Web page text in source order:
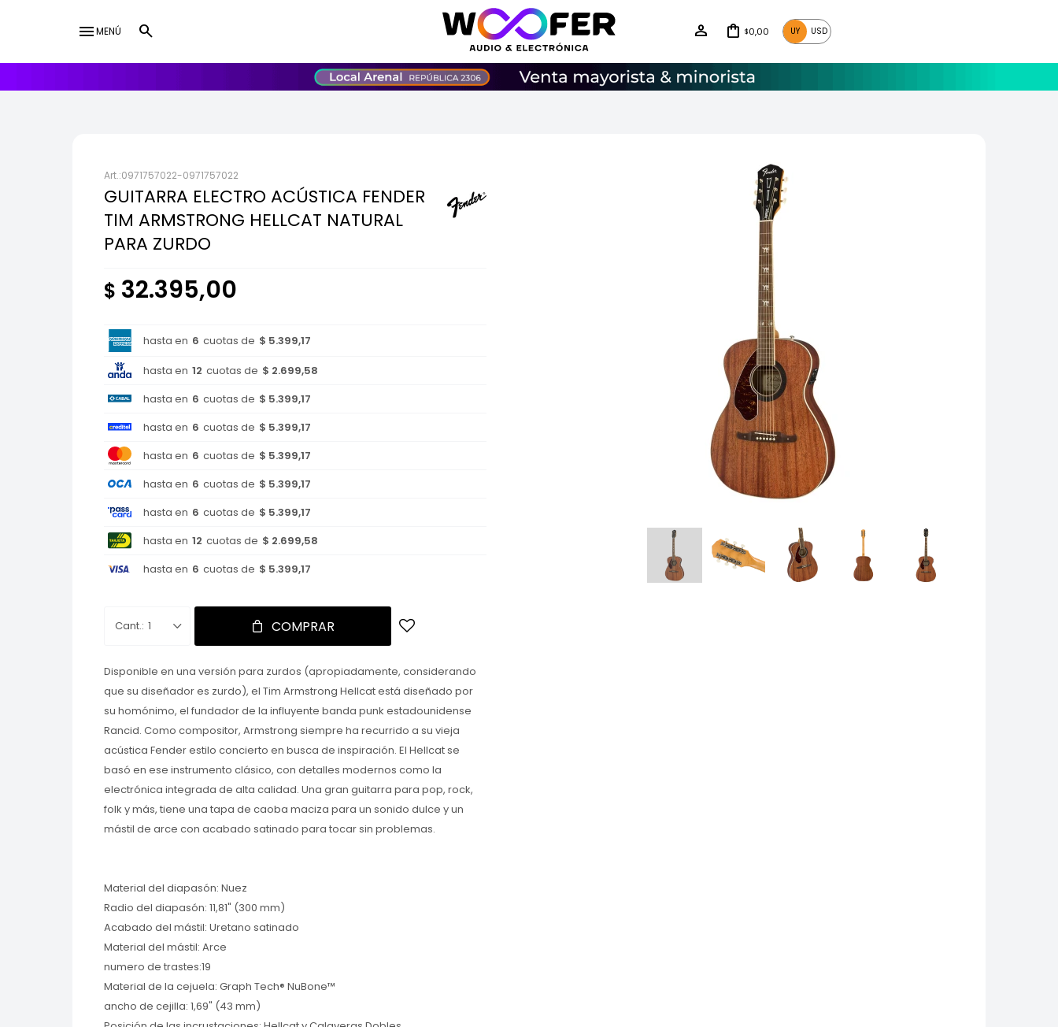
menuMENÚ $0,00 UY USD
0971757022-0971757022
GUITARRA ELECTRO ACÚSTICA FENDER
TIM ARMSTRONG HELLCAT NATURAL
PARA ZURDO
$ 32.395,00
hasta en 6 cuotas de $ 5.399,17
hasta en 12 cuotas de $ 2.699,58
hasta en 6 cuotas de $ 5.399,17
hasta en 6 cuotas de $ 5.399,17
hasta en 6 cuotas de $ 5.399,17
hasta en 6 cuotas de $ 5.399,17
hasta en 6 cuotas de $ 5.399,17
hasta en 12 cuotas de $ 2.699,58
hasta en 6 cuotas de $ 5.399,17
1 COMPRAR
Disponible en una versión para zurdos (apropiadamente, considerando
que su diseñador es zurdo), el Tim Armstrong Hellcat está diseñado por
su homónimo, el fundador de la influyente banda punk estadounidense
Rancid. Como compositor, Armstrong siempre ha recurrido a su vieja
acústica Fender estilo concierto en busca de inspiración. El Hellcat se
basó en ese instrumento clásico, con detalles modernos como la
electrónica integrada de alta calidad. Una gran guitarra para pop, rock,
folk y más, tiene una tapa de caoba maciza para un sonido dulce y un
mástil de arce con acabado satinado para tocar sin problemas.
Material del diapasón: Nuez
Radio del diapasón: 11,81" (300 mm)
Acabado del mástil: Uretano satinado
Material del mástil: Arce
numero de trastes:19
Material de la cejuela: Graph Tech® NuBone™
ancho de cejilla: 1,69" (43 mm)